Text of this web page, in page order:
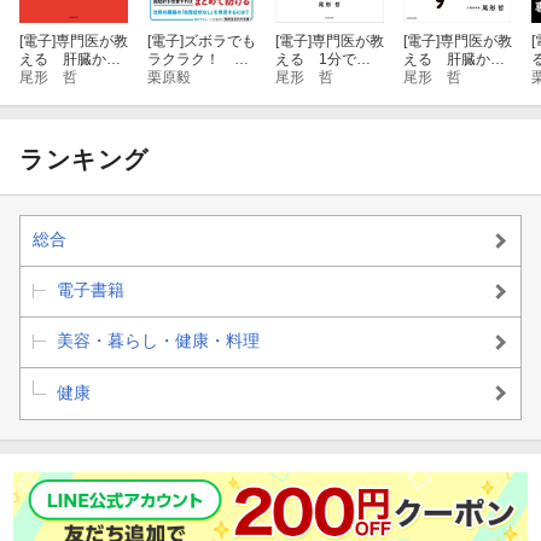
第3章 糖・酒・薬を減らして肝臓をいたわる
第4章 腸をきれいにして肝臓をいたわる
第5章 筋肉を増やして肝臓をいたわる
エピローグ 肝臓をいたわる生き方
[電子]専門医が教
える 肝臓から
脂肪を落とす7
尾形 哲
[電子]ズボラでも
ラクラク！ １
週間で脂肪肝は
栗原毅
[電子]専門医が教
える 1分で肝
臓から脂肪が落
尾形 哲
[電子]専門医が教
える 肝臓から
脂肪を落とす食
尾形 哲
[
ランキング
総合
電子書籍
美容・暮らし・健康・料理
健康